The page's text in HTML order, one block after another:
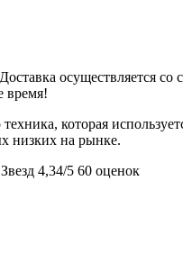
осуществляется со
время!
которая
низких на рынке.
4,34/5 60 оценок